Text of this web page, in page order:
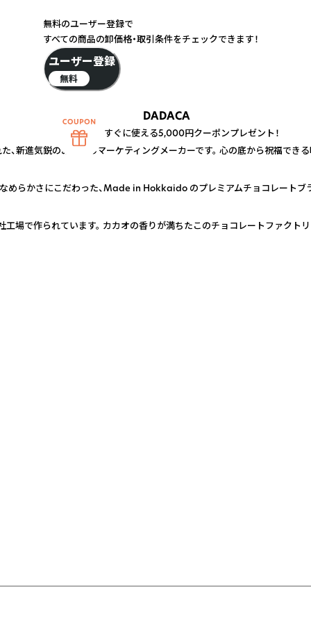
DADACA
新進気鋭のお菓子のマーケティングメーカーです。 心の底から祝福できる
めらかさにこだわった、Made in Hokkaido のプレミアムチョコレートブ
工場で作られています。 カカオの香りが満ちたこのチョコレートファクト
無料のユーザー登録で
すべての商品の卸価格・取引条件をチェックできます！
ユーザー登録
無料
すぐに使える5,000円クーポンプレゼント！